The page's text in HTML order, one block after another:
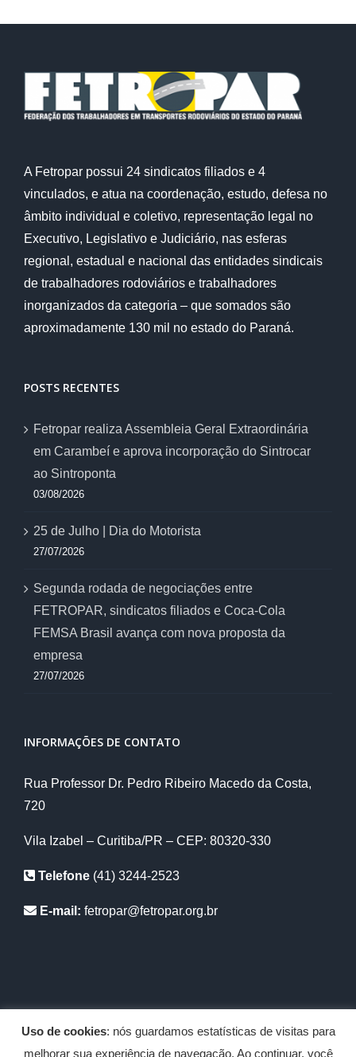
A Fetropar possui 24 sindicatos filiados e 4
vinculados, e atua na coordenação, estudo, defesa no
âmbito individual e coletivo, representação legal no
Executivo, Legislativo e Judiciário, nas esferas
regional, estadual e nacional das entidades sindicais
de trabalhadores rodoviários e trabalhadores
inorganizados da categoria – que somados são
aproximadamente 130 mil no estado do Paraná.
POSTS RECENTES
Fetropar realiza Assembleia Geral Extraordinária
em Carambeí e aprova incorporação do Sintrocar
ao Sintroponta
03/08/2026
25 de Julho | Dia do Motorista
27/07/2026
Segunda rodada de negociações entre
FETROPAR, sindicatos filiados e Coca-Cola
FEMSA Brasil avança com nova proposta da
empresa
27/07/2026
INFORMAÇÕES DE CONTATO
Rua Professor Dr. Pedro Ribeiro Macedo da Costa,
720
Vila Izabel – Curitiba/PR – CEP: 80320-330
Telefone (41) 3244-2523
E-mail: fetropar@fetropar.org.br
Copyright 2012 - 2020 Fetropar | Todos os diretos reservados |
Uso de cookies: nós guardamos estatísticas de visitas para
melhorar sua experiência de navegação. Ao continuar, você